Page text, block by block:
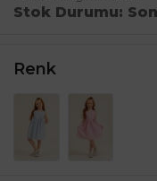
Stok Durumu
Renk